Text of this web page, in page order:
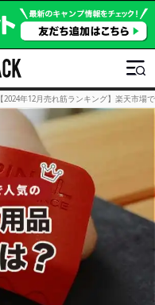
【2024年12月売れ筋ランキング】楽天市場